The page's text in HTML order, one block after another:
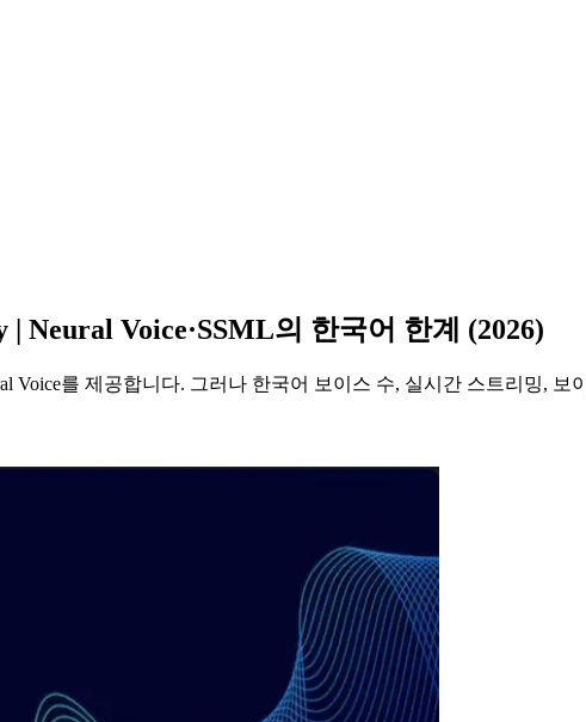
Neural Voice·SSML의 한국어 한계 (2026)
Voice를 제공합니다. 그러나 한국어 보이스 수, 실시간 스트리밍,